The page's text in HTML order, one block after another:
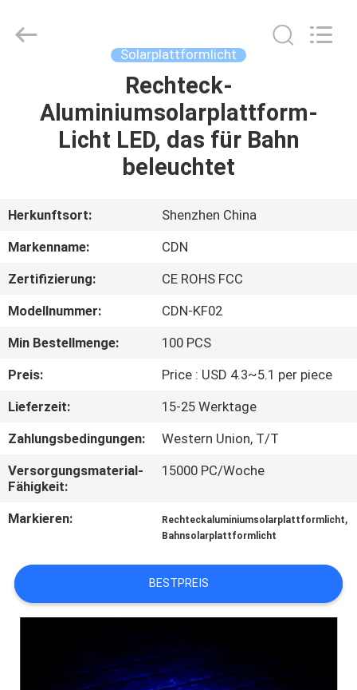
PRODUKTE
UNS
TOUR
QUALITÄTSKONTROLLE
KONTAKTIERE
NACHRICHTEN
FÄLLE
FORDERN
SIE
ANGEBOT
Ltd..
Solarplattformlicht
Rechteck-
Aluminiumsolarplattform-
Licht LED, das für Bahn
beleuchtet
Herkunftsort:
Shenzhen China
Markenname:
CDN
Zertifizierung:
CE ROHS FCC
Modellnummer:
CDN-KF02
Min Bestellmenge:
100 PCS
Preis:
Price : USD 4.3~5.1 per piece
Lieferzeit:
15-25 Werktage
Zahlungsbedingungen:
Western Union, T/T
Versorgungsmaterial-
Fähigkeit:
15000 PC/Woche
Markieren: Rechteckaluminiumsolarplattformlicht,
Bahnsolarplattformlicht
BESTPREIS